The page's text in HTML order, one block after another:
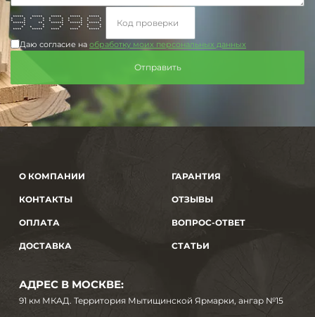
***** ***** ***** ***** *****
* * * * * * * * * *
* * * * * * * * *
****** ** ****** ****** *****
* * * * * *
* * * * * * *
**** ***** **** **** *****
Даю согласие на обработку моих персональных данных
О КОМПАНИИ
КОНТАКТЫ
ОПЛАТА
ДОСТАВКА
ГАРАНТИЯ
ОТЗЫВЫ
ВОПРОС-ОТВЕТ
СТАТЬИ
АДРЕС В МОСКВЕ:
91 км МКАД. Территория Мытищинской Ярмарки, ангар №15